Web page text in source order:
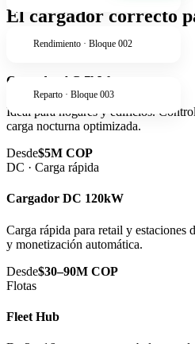
Rendimiento · Bloque 002
Reparto · Bloque 003
El cargador correcto
AC · Residencial
Cargador AC 7kW
Ideal para hogares y edificios.
carga nocturna optimizada.
Desde$5M COP
DC · Carga rápida
Cargador DC 120kW
Carga rápida para retail y estaciones
y monetización automática.
Desde$30–90M COP
Flotas
Fleet Hub